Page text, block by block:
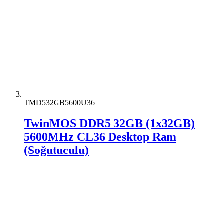
TMD532GB5600U36
TwinMOS DDR5 32GB (1x32GB)
5600MHz CL36 Desktop Ram
(Soğutuculu)